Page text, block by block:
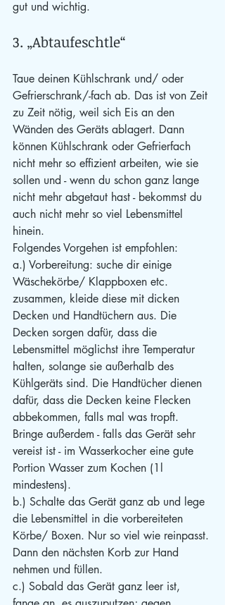
gut und wichtig.
3. „Abtaufeschtle“
Taue deinen Kühlschrank und/ oder
Gefrierschrank/-fach ab. Das ist von Zeit
zu Zeit nötig, weil sich Eis an den
Wänden des Geräts ablagert. Dann
können Kühlschrank oder Gefrierfach
nicht mehr so effizient arbeiten, wie sie
sollen und - wenn du schon ganz lange
nicht mehr abgetaut hast - bekommst du
auch nicht mehr so viel Lebensmittel
hinein.
Folgendes Vorgehen ist empfohlen:
a.) Vorbereitung: suche dir einige
Wäschekörbe/ Klappboxen etc.
zusammen, kleide diese mit dicken
Decken und Handtüchern aus. Die
Decken sorgen dafür, dass die
Lebensmittel möglichst ihre Temperatur
halten, solange sie außerhalb des
Kühlgeräts sind. Die Handtücher dienen
dafür, dass die Decken keine Flecken
abbekommen, falls mal was tropft.
Bringe außerdem - falls das Gerät sehr
vereist ist - im Wasserkocher eine gute
Portion Wasser zum Kochen (1l
mindestens).
b.) Schalte das Gerät ganz ab und lege
die Lebensmittel in die vorbereiteten
Körbe/ Boxen. Nur so viel wie reinpasst.
Dann den nächsten Korb zur Hand
nehmen und füllen.
c.) Sobald das Gerät ganz leer ist,